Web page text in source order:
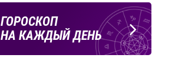
ГОРОСКОП
НА КАЖДЫЙ ДЕНЬ
ПОГОДА
В БЕЛГОРОДЕ
Подпишись
на тг-канал
«МОЁ! Белгород»